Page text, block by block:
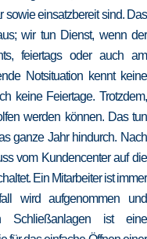
sowie einsatzbereit sind. Das
wir tun Dienst, wenn der
feiertags oder auch am
Notsituation kennt keine
keine Feiertage. Trotzdem,
werden können. Das tun
ganze Jahr hindurch. Nach
vom Kundencenter auf die
Ein Mitarbeiter ist immer
wird aufgenommen und
Schließanlagen ist eine